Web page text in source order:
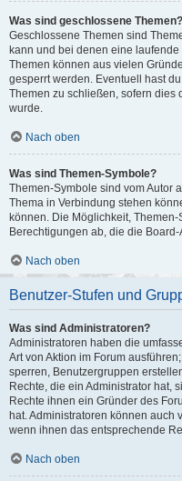
Was sind geschlossene Themen?
Geschlossene Themen sind
kann und bei denen eine
Themen können aus vielen
gesperrt werden. Eventuell hast
Themen zu schließen, sofern dies
wurde.
Nach oben
Was sind Themen-Symbole?
Themen-Symbole sind vom Autor
Thema in Verbindung stehen
können. Die Möglichkeit,
Berechtigungen ab, die die
Nach oben
Benutzer-Stufen und
Was sind Administratoren?
Administratoren haben die
Art von Aktion im Forum
sperren, Benutzergruppen
Rechte, die ein Administrator hat,
Rechte ihnen ein Gründer des
hat. Administratoren können
wenn ihnen das entsprechende
Nach oben